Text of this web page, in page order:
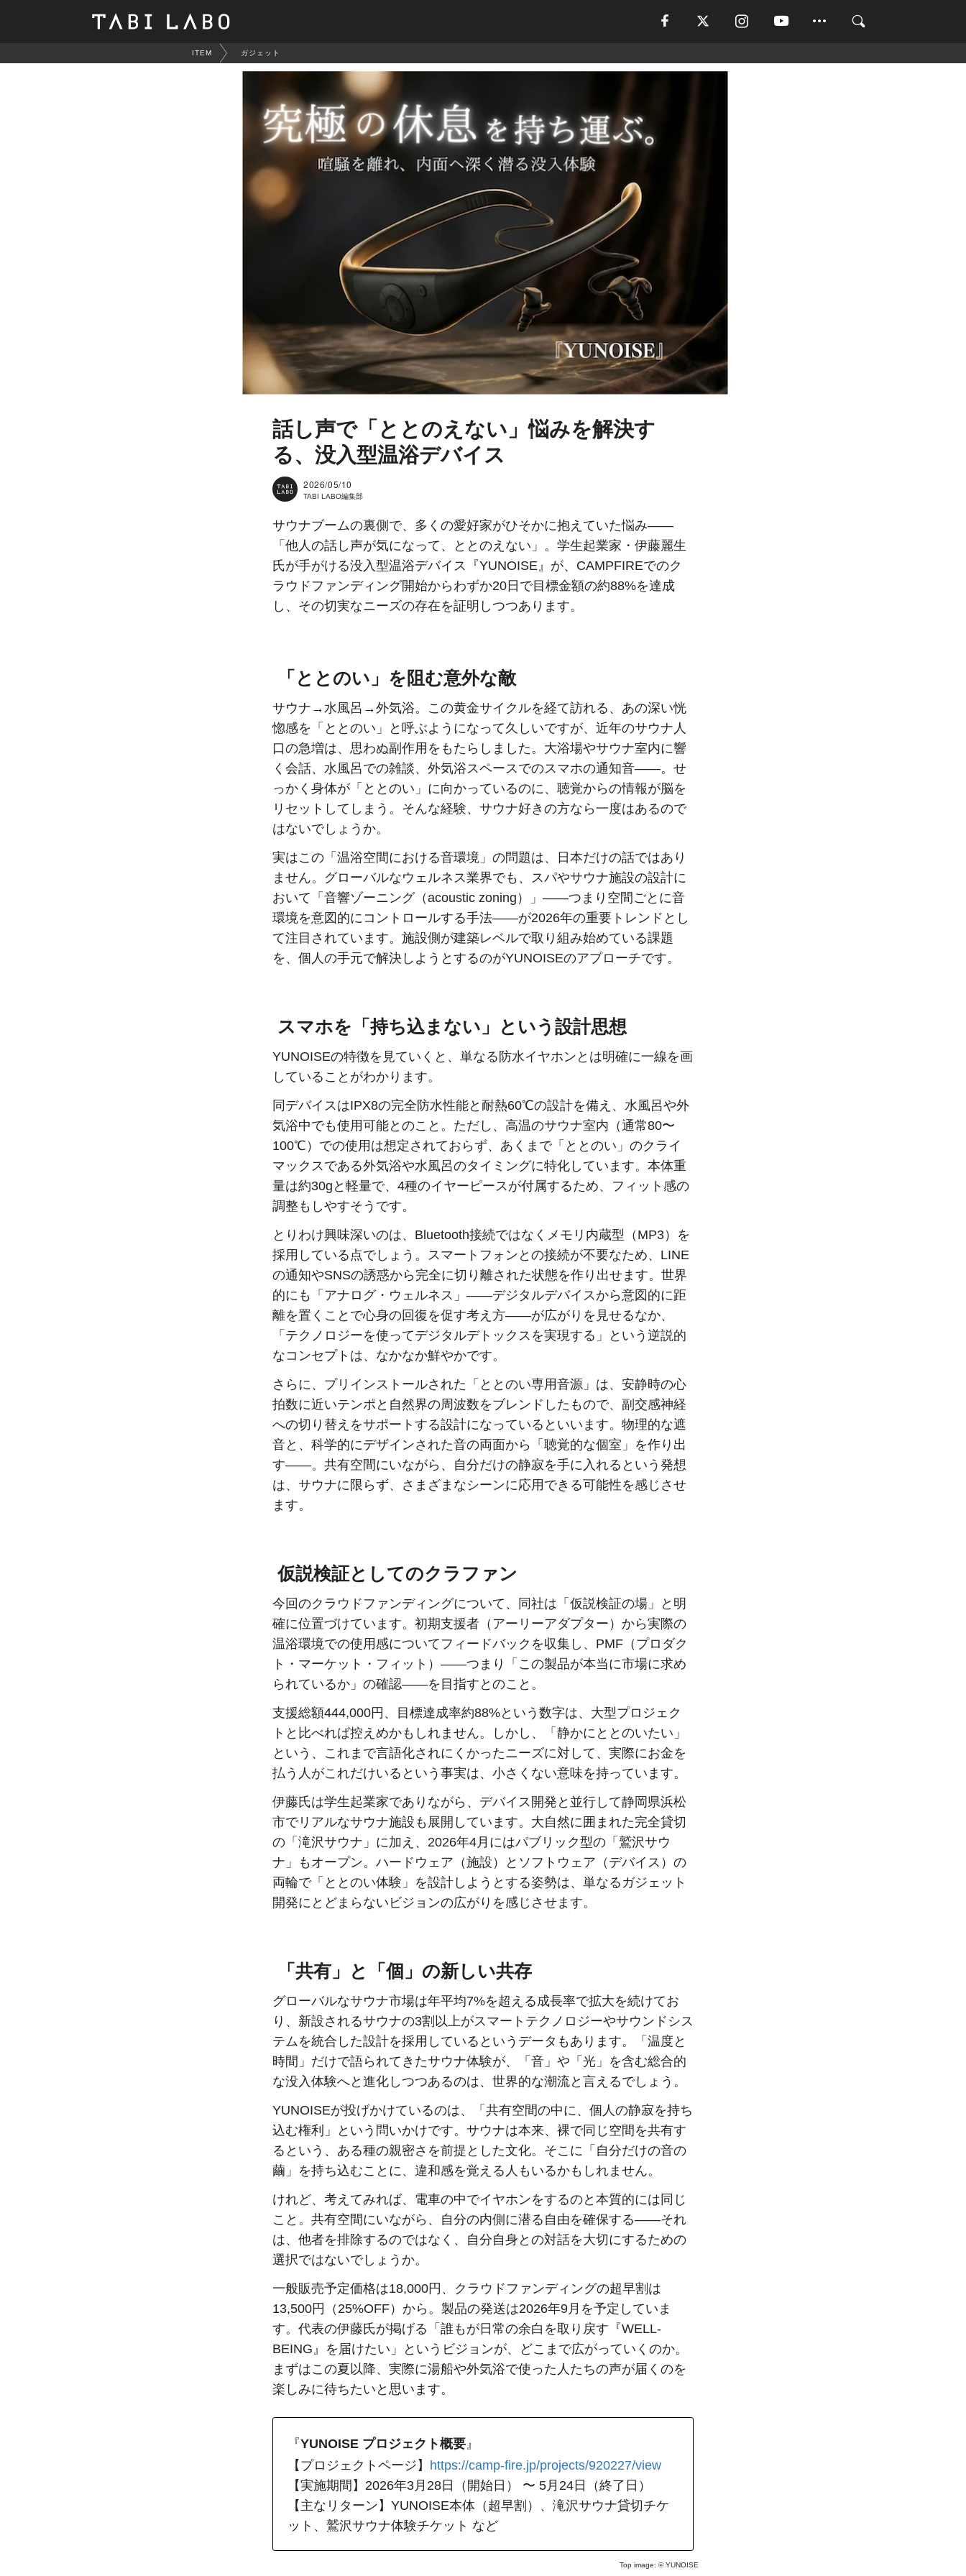
ITEM ガジェット
話し声で「ととのえない」悩みを解決す
る、没入型温浴デバイス
2026/05/10
TABI LABO編集部
サウナブームの裏側で、多くの愛好家がひそかに抱えていた悩み——
「他人の話し声が気になって、ととのえない」。学生起業家・伊藤麗生
氏が手がける没入型温浴デバイス『YUNOISE』が、CAMPFIREでのク
ラウドファンディング開始からわずか20日で目標金額の約88%を達成
し、その切実なニーズの存在を証明しつつあります。
「ととのい」を阻む意外な敵
サウナ→水風呂→外気浴。この黄金サイクルを経て訪れる、あの深い恍
惚感を「ととのい」と呼ぶようになって久しいですが、近年のサウナ人
口の急増は、思わぬ副作用をもたらしました。大浴場やサウナ室内に響
く会話、水風呂での雑談、外気浴スペースでのスマホの通知音——。せ
っかく身体が「ととのい」に向かっているのに、聴覚からの情報が脳を
リセットしてしまう。そんな経験、サウナ好きの方なら一度はあるので
はないでしょうか。
実はこの「温浴空間における音環境」の問題は、日本だけの話ではあり
ません。グローバルなウェルネス業界でも、スパやサウナ施設の設計に
おいて「音響ゾーニング（acoustic zoning）」——つまり空間ごとに音
環境を意図的にコントロールする手法——が2026年の重要トレンドとし
て注目されています。施設側が建築レベルで取り組み始めている課題
を、個人の手元で解決しようとするのがYUNOISEのアプローチです。
スマホを「持ち込まない」という設計思想
YUNOISEの特徴を見ていくと、単なる防水イヤホンとは明確に一線を画
していることがわかります。
同デバイスはIPX8の完全防水性能と耐熱60℃の設計を備え、水風呂や外
気浴中でも使用可能とのこと。ただし、高温のサウナ室内（通常80〜
100℃）での使用は想定されておらず、あくまで「ととのい」のクライ
マックスである外気浴や水風呂のタイミングに特化しています。本体重
量は約30gと軽量で、4種のイヤーピースが付属するため、フィット感の
調整もしやすそうです。
とりわけ興味深いのは、Bluetooth接続ではなくメモリ内蔵型（MP3）を
採用している点でしょう。スマートフォンとの接続が不要なため、LINE
の通知やSNSの誘惑から完全に切り離された状態を作り出せます。世界
的にも「アナログ・ウェルネス」——デジタルデバイスから意図的に距
離を置くことで心身の回復を促す考え方——が広がりを見せるなか、
「テクノロジーを使ってデジタルデトックスを実現する」という逆説的
なコンセプトは、なかなか鮮やかです。
さらに、プリインストールされた「ととのい専用音源」は、安静時の心
拍数に近いテンポと自然界の周波数をブレンドしたもので、副交感神経
への切り替えをサポートする設計になっているといいます。物理的な遮
音と、科学的にデザインされた音の両面から「聴覚的な個室」を作り出
す——。共有空間にいながら、自分だけの静寂を手に入れるという発想
は、サウナに限らず、さまざまなシーンに応用できる可能性を感じさせ
ます。
仮説検証としてのクラファン
今回のクラウドファンディングについて、同社は「仮説検証の場」と明
確に位置づけています。初期支援者（アーリーアダプター）から実際の
温浴環境での使用感についてフィードバックを収集し、PMF（プロダク
ト・マーケット・フィット）——つまり「この製品が本当に市場に求め
られているか」の確認——を目指すとのこと。
支援総額444,000円、目標達成率約88%という数字は、大型プロジェク
トと比べれば控えめかもしれません。しかし、「静かにととのいたい」
という、これまで言語化されにくかったニーズに対して、実際にお金を
払う人がこれだけいるという事実は、小さくない意味を持っています。
伊藤氏は学生起業家でありながら、デバイス開発と並行して静岡県浜松
市でリアルなサウナ施設も展開しています。大自然に囲まれた完全貸切
の「滝沢サウナ」に加え、2026年4月にはパブリック型の「鷲沢サウ
ナ」もオープン。ハードウェア（施設）とソフトウェア（デバイス）の
両輪で「ととのい体験」を設計しようとする姿勢は、単なるガジェット
開発にとどまらないビジョンの広がりを感じさせます。
「共有」と「個」の新しい共存
グローバルなサウナ市場は年平均7%を超える成長率で拡大を続けてお
り、新設されるサウナの3割以上がスマートテクノロジーやサウンドシス
テムを統合した設計を採用しているというデータもあります。「温度と
時間」だけで語られてきたサウナ体験が、「音」や「光」を含む総合的
な没入体験へと進化しつつあるのは、世界的な潮流と言えるでしょう。
YUNOISEが投げかけているのは、「共有空間の中に、個人の静寂を持ち
込む権利」という問いかけです。サウナは本来、裸で同じ空間を共有す
るという、ある種の親密さを前提とした文化。そこに「自分だけの音の
繭」を持ち込むことに、違和感を覚える人もいるかもしれません。
けれど、考えてみれば、電車の中でイヤホンをするのと本質的には同じ
こと。共有空間にいながら、自分の内側に潜る自由を確保する——それ
は、他者を排除するのではなく、自分自身との対話を大切にするための
選択ではないでしょうか。
一般販売予定価格は18,000円、クラウドファンディングの超早割は
13,500円（25%OFF）から。製品の発送は2026年9月を予定していま
す。代表の伊藤氏が掲げる「誰もが日常の余白を取り戻す『WELL-
BEING』を届けたい」というビジョンが、どこまで広がっていくのか。
まずはこの夏以降、実際に湯船や外気浴で使った人たちの声が届くのを
楽しみに待ちたいと思います。
『YUNOISE プロジェクト概要』
【プロジェクトページ】 https://camp-fire.jp/projects/920227/view
【実施期間】2026年3月28日（開始日） 〜 5月24日（終了日）
【主なリターン】YUNOISE本体（超早割）、滝沢サウナ貸切チケ
ット、鷲沢サウナ体験チケット など
Top image: ©YUNOISE